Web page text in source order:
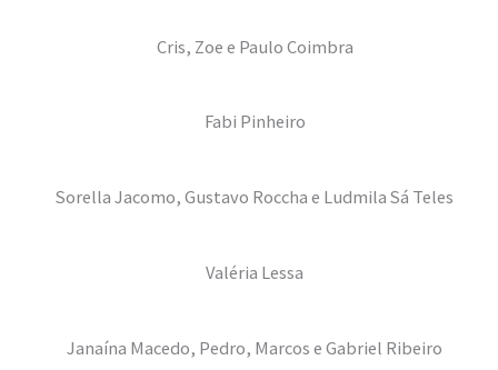
Cris, Zoe e Paulo Coimbra
Fabi Pinheiro
Sorella Jacomo, Gustavo Roccha e Ludmila Sá Teles
Valéria Lessa
Janaína Macedo, Pedro, Marcos e Gabriel Ribeiro